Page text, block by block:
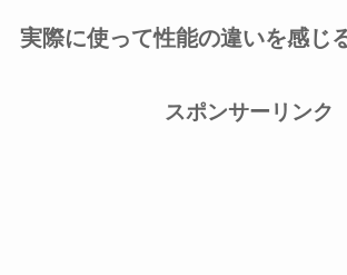
実際に使って性能の違いを感じ
スポンサーリンク